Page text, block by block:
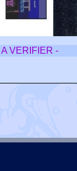
A VERIFIER -